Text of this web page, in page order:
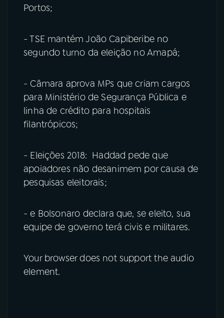
Portos;
- TSE mantém João Capiberibe no
segundo turno da eleição no Amapá;
- Câmara aprova MPs que criam cargos
para Ministério de Segurança Pública e
linha de crédito para hospitais
filantrópicos;
- Eleições 2018: Haddad pede que
apoiadores não desanimem por causa de
pesquisas eleitorais;
- e Bolsonaro declara que, se eleito, sua
equipe de governo terá civis e militares.
Your browser does not support the audio
element.